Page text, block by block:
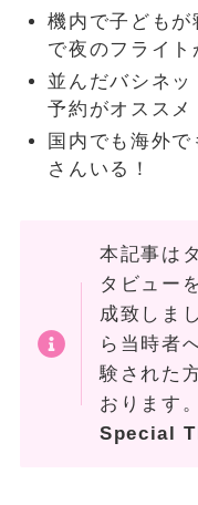
機内で子ども
で夜のフライト
並んだバシネ
予約がオススメ
国内でも海外で
さんいる！
本記事は
タビュー
成致しま
ら当時者
験された
おります。
Special